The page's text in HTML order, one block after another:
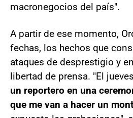
macronegocios del país".
A partir de ese momento,
fechas, los hechos que
ataques de desprestigio y
libertad de prensa. "El
un reportero en una
que me van a hacer un